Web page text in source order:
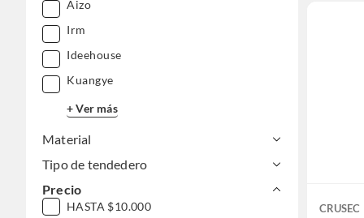
Aizo
Irm
Ideehouse
Kuangye
+ Ver más
Material
Tipo de tendedero
Precio
HASTA $10.000
CRUSEC